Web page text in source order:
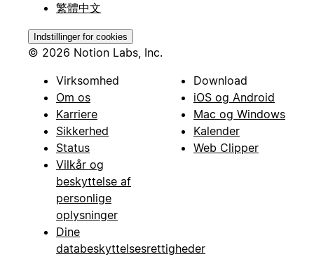
繁體中文
Indstillinger for cookies
© 2026 Notion Labs, Inc.
Virksomhed
Om os
Karriere
Sikkerhed
Status
Vilkår og
beskyttelse af
personlige
oplysninger
Dine
databeskyttelsesrettigheder
Download
iOS og Android
Mac og Windows
Kalender
Web Clipper